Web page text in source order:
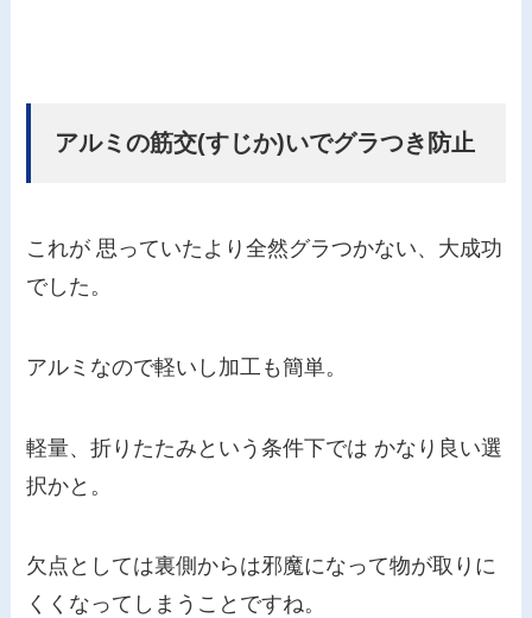
アルミの筋交(すじか)いでグラつき防止
これが 思っていたより全然グラつかない、大成功
でした。
アルミなので軽いし加工も簡単。
軽量、折りたたみという条件下では かなり良い選
択かと。
欠点としては裏側からは邪魔になって物が取りに
くくなってしまうことですね。